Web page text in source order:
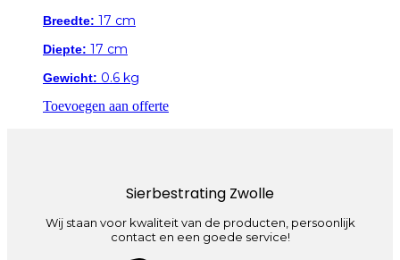
Breedte: 17 cm
Diepte: 17 cm
Gewicht: 0.6 kg
Toevoegen aan offerte
Sierbestrating Zwolle
Wij staan voor kwaliteit van de producten, persoonlijk
contact en een goede service!